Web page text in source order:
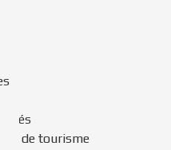
de tourisme